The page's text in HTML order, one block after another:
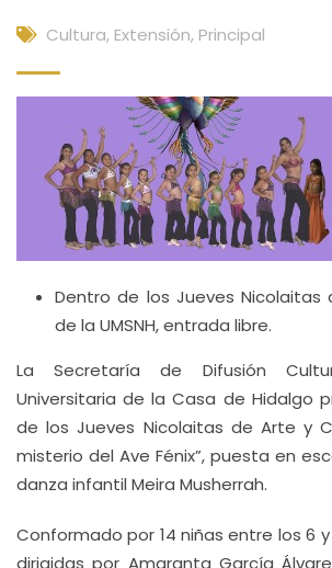
Cultura, Extensión, Principal
Dentro de los Jueves Nicolaitas
de la UMSNH, entrada libre.
La Secretaría de Difusión
Universitaria de la Casa de Hidalgo
de los Jueves Nicolaitas de Arte y
misterio del Ave Fénix”, puesta en
danza infantil Meira Musherrah.
Conformado por 14 niñas entre los 6
dirigidas por Amaranta García